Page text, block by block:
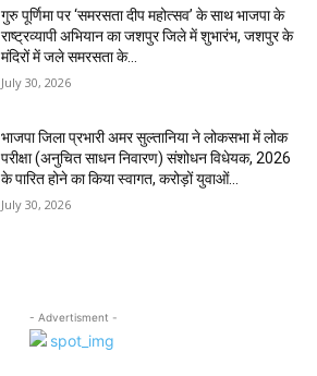
गुरु पूर्णिमा पर ‘समरसता दीप महोत्सव’ के साथ भाजपा के
राष्ट्रव्यापी अभियान का जशपुर जिले में शुभारंभ, जशपुर के
मंदिरों में जले समरसता के...
July 30, 2026
भाजपा जिला प्रभारी अमर सुल्तानिया ने लोकसभा में लोक
परीक्षा (अनुचित साधन निवारण) संशोधन विधेयक, 2026
के पारित होने का किया स्वागत, करोड़ों युवाओं...
July 30, 2026
- Advertisment -